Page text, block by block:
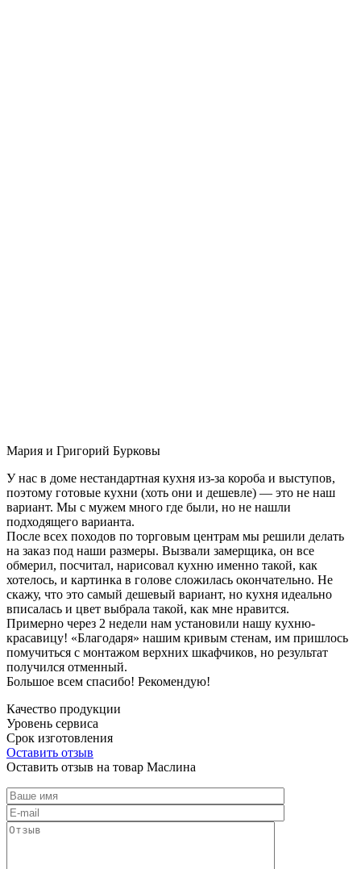
Мария и Григорий Бурковы
У нас в доме нестандартная кухня из-за короба и выступов,
поэтому готовые кухни (хоть они и дешевле) — это не наш
вариант. Мы с мужем много где были, но не нашли
подходящего варианта.
После всех походов по торговым центрам мы решили делать
на заказ под наши размеры. Вызвали замерщика, он все
обмерил, посчитал, нарисовал кухню именно такой, как
хотелось, и картинка в голове сложилась окончательно. Не
скажу, что это самый дешевый вариант, но кухня идеально
вписалась и цвет выбрала такой, как мне нравится.
Примерно через 2 недели нам установили нашу кухню-
красавицу! «Благодаря» нашим кривым стенам, им пришлось
помучиться с монтажом верхних шкафчиков, но результат
получился отменный.
Большое всем спасибо! Рекомендую!
Качество продукции
Уровень сервиса
Срок изготовления
Оставить отзыв
Оставить отзыв на товар Маслина